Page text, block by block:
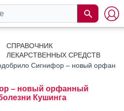
СПРАВОЧНИК
ЛЕКАРСТВЕННЫХ СРЕДСТВ
Сигнифор – новый
– новый орфанный
Кушинга